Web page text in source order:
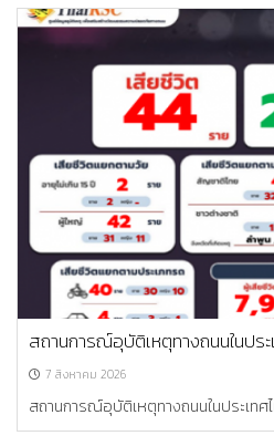
สถานการณ์อุบัติเหตุทางถนนในปร
7 สิงหาคม 2026
สถานการณ์อุบัติเหตุทางถนนในประเทศ